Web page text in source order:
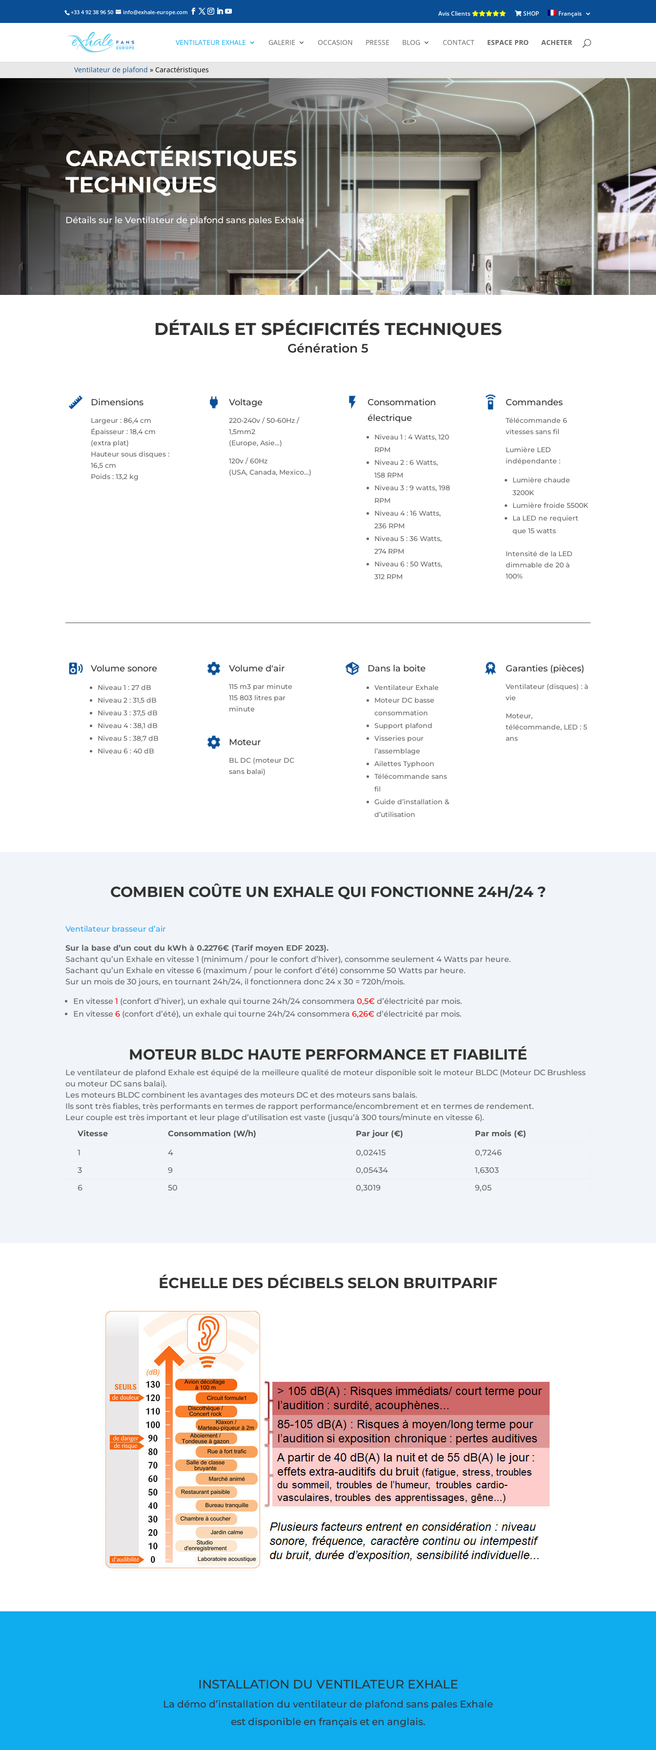
Ventilateur de plafond » Caractéristiques
+33 4 92 38 96 50 info@exhale-europe.com Avis Clients SHOP Français
VENTILATEUR EXHALE GALERIE OCCASION PRESSE BLOG CONTACT ESPACE PRO ACHETER
CARACTÉRISTIQUES
TECHNIQUES
Détails sur le Ventilateur de plafond sans pales Exhale
DÉTAILS ET SPÉCIFICITÉS TECHNIQUES
Génération 5
Dimensions
Largeur : 86,4 cm
Épaisseur : 18,4 cm
(extra plat)
Hauteur sous disques :
16,5 cm
Poids : 13,2 kg
Voltage
220-240v / 50-60Hz /
1,5mm2
(Europe, Asie…)
120v / 60Hz
(USA, Canada, Mexico…)
Consommation
électrique
Niveau 1 : 4 Watts, 120
RPM
Niveau 2 : 6 Watts,
158 RPM
Niveau 3 : 9 watts, 198
RPM
Niveau 4 : 16 Watts,
236 RPM
Niveau 5 : 36 Watts,
274 RPM
Niveau 6 : 50 Watts,
312 RPM
Commandes
Télécommande 6
vitesses sans fil
Lumière LED
indépendante :
Lumière chaude
3200K
Lumière froide 5500K
La LED ne requiert
que 15 watts
Intensité de la LED
dimmable de 20 à
100%
Volume sonore
Niveau 1 : 27 dB
Niveau 2 : 31,5 dB
Niveau 3 : 37,5 dB
Niveau 4 : 38,1 dB
Niveau 5 : 38,7 dB
Niveau 6 : 40 dB
Volume d'air
115 m3 par minute
115 803 litres par
minute
Moteur
BL DC (moteur DC
sans balai)
Dans la boite
Ventilateur Exhale
Moteur DC basse
consommation
Support plafond
Visseries pour
l’assemblage
Ailettes Typhoon
Télécommande sans
fil
Guide d’installation &
d’utilisation
Garanties (pièces)
Ventilateur (disques) : à
vie
Moteur,
télécommande, LED : 5
ans
COMBIEN COÛTE UN EXHALE QUI FONCTIONNE 24H/24 ?
Ventilateur brasseur d’air
Sur la base d’un cout du kWh à 0.2276€ (Tarif moyen EDF 2023).
Sachant qu’un Exhale en vitesse 1 (minimum / pour le confort d’hiver), consomme seulement 4 Watts par heure.
Sachant qu’un Exhale en vitesse 6 (maximum / pour le confort d’été) consomme 50 Watts par heure.
Sur un mois de 30 jours, en tournant 24h/24, il fonctionnera donc 24 x 30 = 720h/mois.
En vitesse1 (confort d’hiver), un exhale qui tourne 24h/24 consommera0,5€ d’électricité par mois.
En vitesse6 (confort d’été), un exhale qui tourne 24h/24 consommera6,26€ d’électricité par mois.
MOTEUR BLDC HAUTE PERFORMANCE ET FIABILITÉ
Le ventilateur de plafond Exhale est équipé de la meilleure qualité de moteur disponible soit le moteur BLDC (Moteur DC Brushless
ou moteur DC sans balai).
Les moteurs BLDC combinent les avantages des moteurs DC et des moteurs sans balais.
Ils sont très fiables, très performants en termes de rapport performance/encombrement et en termes de rendement.
Leur couple est très important et leur plage d’utilisation est vaste (jusqu’à 300 tours/minute en vitesse 6).
Vitesse
Consommation (W/h) Par jour (€) Par mois (€)
1 4 0,02415
0,7246
3
9 0,05434
1,6303
6
50 0,3019 9,05
ÉCHELLE DES DÉCIBELS SELON BRUITPARIF
INSTALLATION DU VENTILATEUR EXHALE
La démo d’installation du ventilateur de plafond sans pales Exhale
est disponible en français et en anglais.